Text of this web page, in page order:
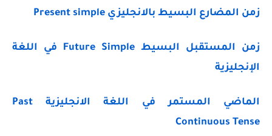
زمن المضارع البسيط بالانجليزي Present simple
زمن المستقبل البسيط Future Simple في اللغة
الإنجليزية
الماضي المستمر في اللغة الانجليزية Past
Continuous Tense